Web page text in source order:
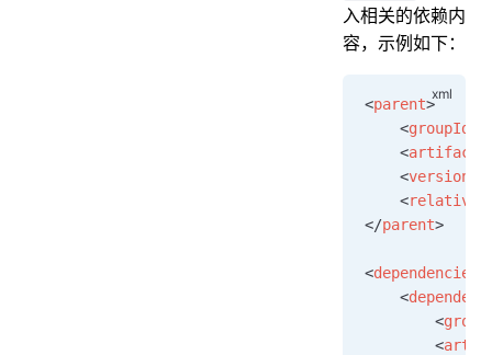
入相关的依赖内
容，示例如下：
<parent>
    <
groupId
    <
    <
version
    <
</parent>
<dependencies
    <
        <
        <